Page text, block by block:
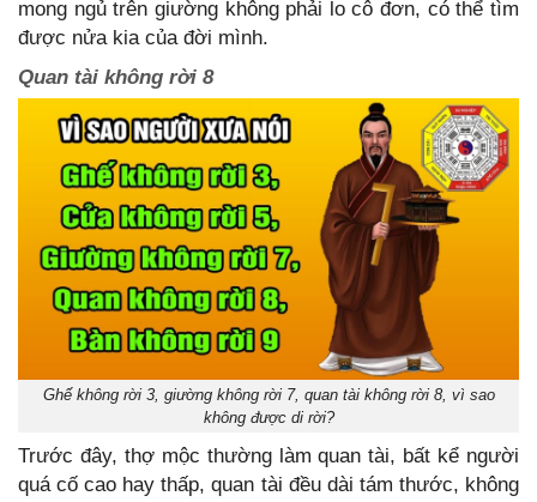
mong ngủ trên giường không phải lo cô đơn, có thể tìm
được nửa kia của đời mình.
Quan tài không rời 8
Ghế không rời 3, giường không rời 7, quan tài không rời 8, vì sao
không được di rời?
Trước đây, thợ mộc thường làm quan tài, bất kể người
quá cố cao hay thấp, quan tài đều dài tám thước, không